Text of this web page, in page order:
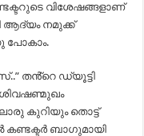
വിശേഷങ്ങളാണ്
ആദ്യം നമുക്ക്
പോകാം.
തൻ്റെ ഡ്യൂട്ടി
കുറിയും തൊട്ട്
കണ്ടക്ടർ ബാഗുമായി